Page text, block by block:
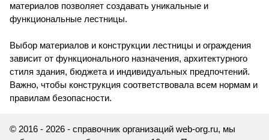
материалов позволяет создавать уникальные и
функциональные лестницы.
Выбор материалов и конструкции лестницы и ограждения
зависит от функционального назначения, архитектурного
стиля здания, бюджета и индивидуальных предпочтений.
Важно, чтобы конструкция соответствовала всем нормам и
правилам безопасности.
© 2016 - 2026 - справочник организаций web-org.ru, мы